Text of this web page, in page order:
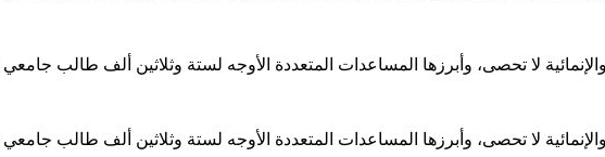
لا تحصى، وأبرزها المساعدات المتعددة الأوجه لستة وثلاثين ألف طالب
لا تحصى، وأبرزها المساعدات المتعددة الأوجه لستة وثلاثين ألف طالب